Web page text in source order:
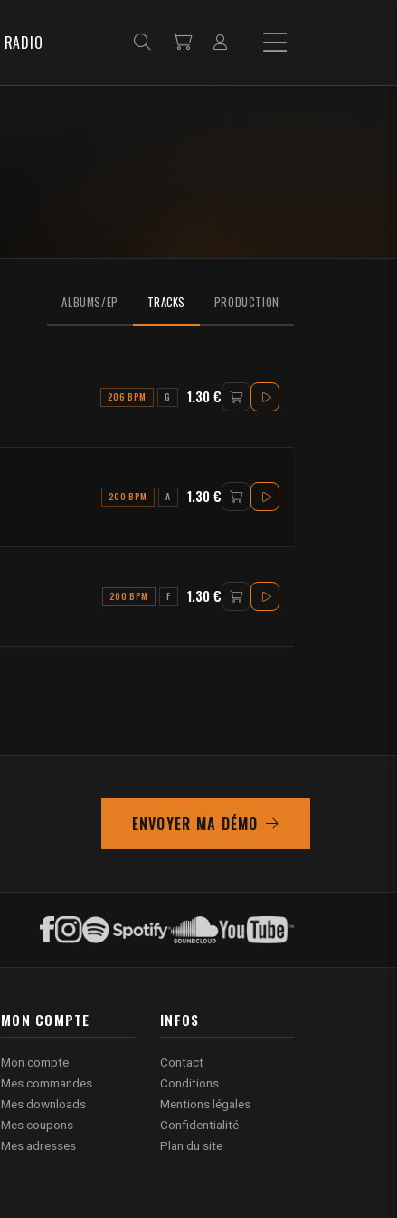
RADIO
ALBUMS/EP TRACKS PRODUCTION
206 BPM G 1.30 €
200 BPM A 1.30 €
200 BPM F 1.30 €
ENVOYER MA DÉMO
MON COMPTE
Mon compte
Mes commandes
Mes downloads
Mes coupons
Mes adresses
INFOS
Contact
Conditions
Mentions légales
Confidentialité
Plan du site